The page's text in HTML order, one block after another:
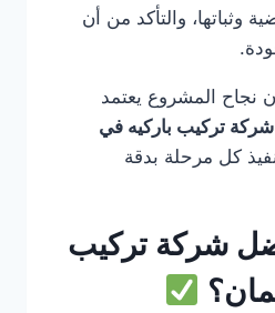
وثباتها، والتأكد من أن
نجاح المشروع يعتمد
شركة تركيب باركيه في
كل مرحلة بدقة
شركة تركيب